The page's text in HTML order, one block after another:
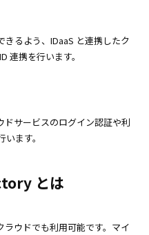
るよう、IDaaS と連携したク
連携を行います。
ドサービスのログイン認証や利
ます。
とは
ウドでも利用可能です。マイ